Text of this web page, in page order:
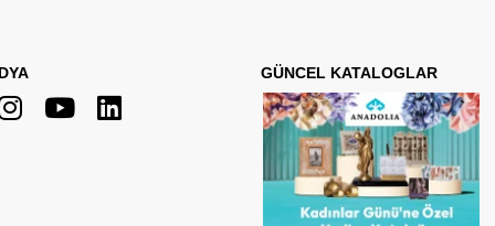
GÜNCEL KATALOGLAR